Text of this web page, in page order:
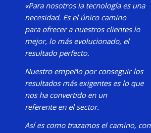
«Para nosotros la tecnología es una
necesidad. Es el único camino
para ofrecer a nuestros clientes lo
mejor, lo más evolucionado, el
resultado perfecto.
Nuestro empeño por conseguir los
resultados más exigentes es lo que
nos ha convertido en un
referente en el sector.
Así es como trazamos el camino, con